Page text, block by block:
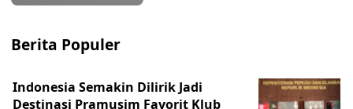
Berita Populer
Indonesia Semakin Dilirik Jadi
Destinasi Pramusim Favorit Klub